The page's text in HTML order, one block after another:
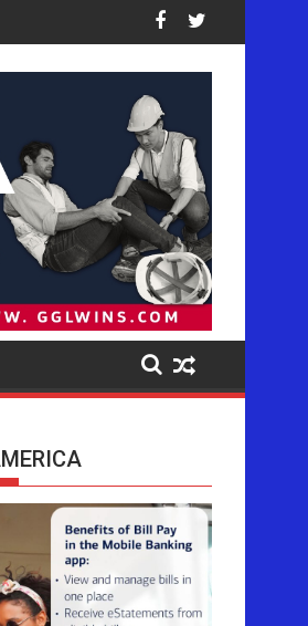
a los latinos en EE. UU.,
Pistas del presunto autor intelectual